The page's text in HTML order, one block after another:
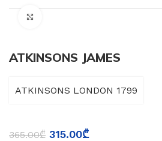
ATKINSONS JAMES
ATKINSONS LONDON 1799
365.00₾ 315.00₾